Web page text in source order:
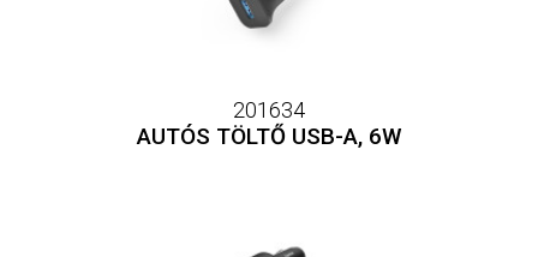
201634
AUTÓS TÖLTŐ USB-A, 6W